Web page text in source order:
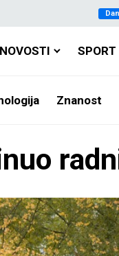
NOVOSTI SPORT
Znanost